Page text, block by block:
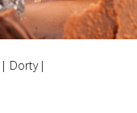
Dorty